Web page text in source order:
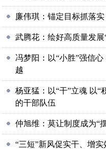
廉伟琪：锚定目标抓落
武腾花：绘好高质量发展
冯梦阳：以“小胜”强信
越
杨亚猛：以“干”立魂 以“
的干部队伍
仲旭维：莫让制度成为“
“三短”新风促实干、增实